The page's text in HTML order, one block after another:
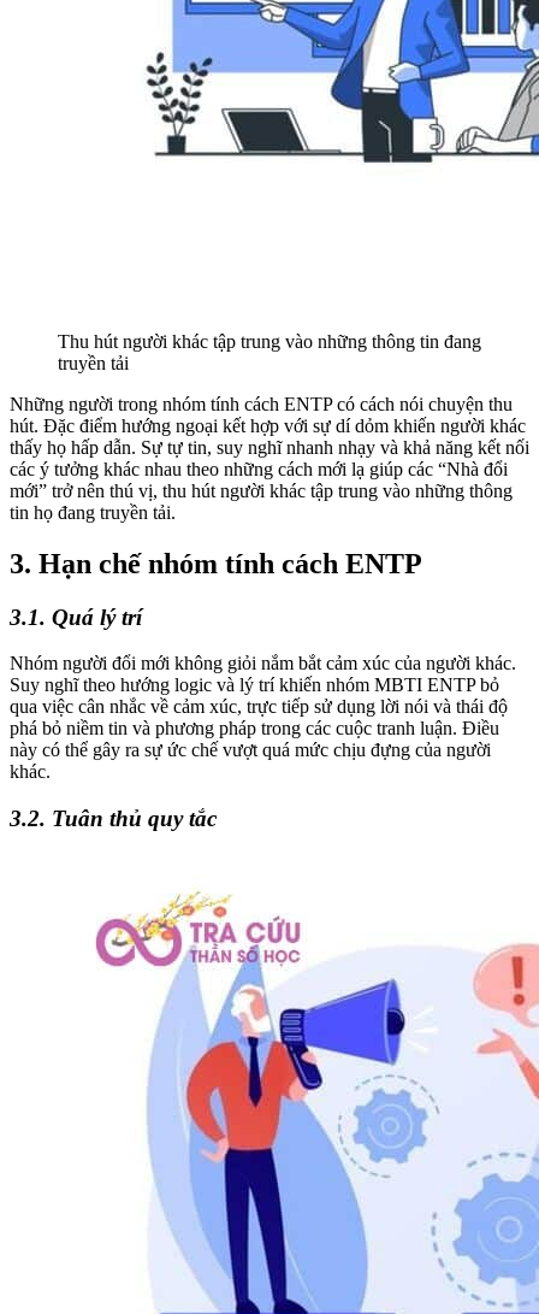
Thu hút người khác tập trung vào những thông tin đang
truyền tải
Những người trong nhóm tính cách ENTP có cách nói chuyện thu
hút. Đặc điểm hướng ngoại kết hợp với sự dí dỏm khiến người khác
thấy họ hấp dẫn. Sự tự tin, suy nghĩ nhanh nhạy và khả năng kết nối
các ý tưởng khác nhau theo những cách mới lạ giúp các “Nhà đổi
mới” trở nên thú vị, thu hút người khác tập trung vào những thông
tin họ đang truyền tải.
3. Hạn chế nhóm tính cách ENTP
3.1. Quá lý trí
Nhóm người đổi mới không giỏi nắm bắt cảm xúc của người khác.
Suy nghĩ theo hướng logic và lý trí khiến nhóm MBTI ENTP bỏ
qua việc cân nhắc về cảm xúc, trực tiếp sử dụng lời nói và thái độ
phá bỏ niềm tin và phương pháp trong các cuộc tranh luận. Điều
này có thể gây ra sự ức chế vượt quá mức chịu đựng của người
khác.
3.2. Tuân thủ quy tắc